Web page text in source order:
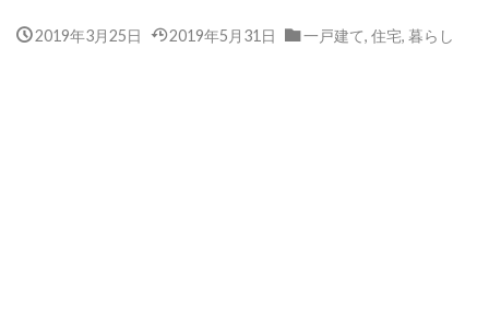
2019年3月25日 2019年5月31日 一戸建て, 住宅, 暮らし